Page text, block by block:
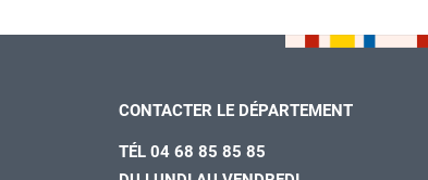
CONTACTER LE DÉPARTEMENT
TÉL 04 68 85 85 85